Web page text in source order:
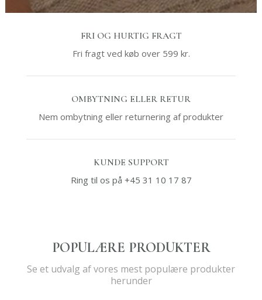
FRI OG HURTIG FRAGT
Fri fragt ved køb over 599 kr.
OMBYTNING ELLER RETUR
Nem ombytning eller returnering af produkter
KUNDE SUPPORT
Ring til os på +45 31 10 17 87
POPULÆRE PRODUKTER
Se et udvalg af vores mest populære produkter
herunder